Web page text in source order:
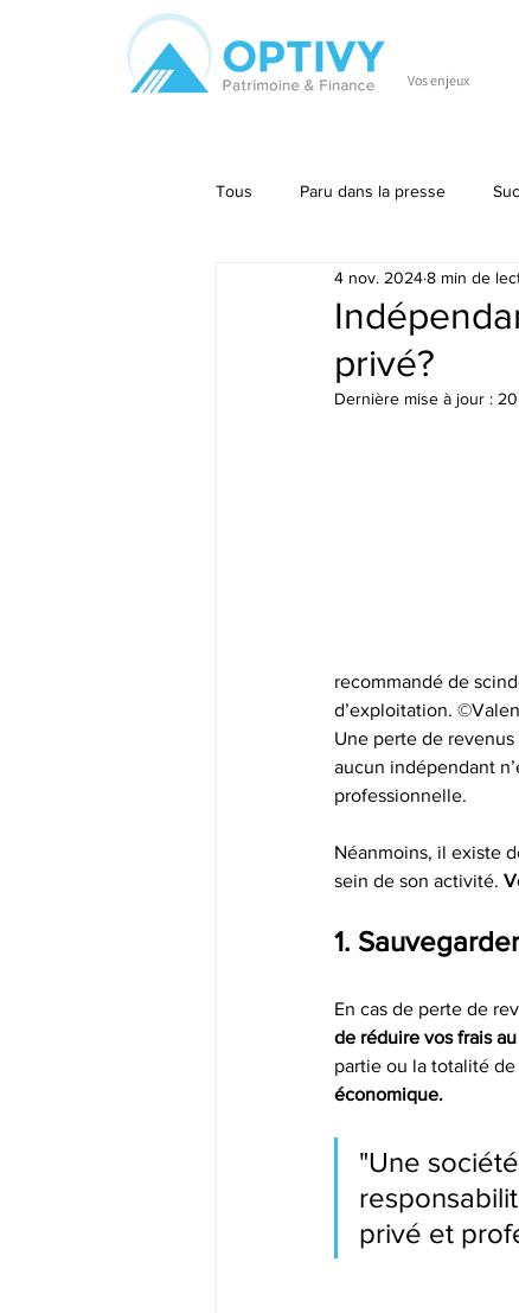
Vos enjeux
Tous Paru dans la presse
Entreprise Divers
privé?
4 nov. 20248 min de
Dernière mise à jour :
recommandé de
d’exploitation.
Une perte de
aucun indépendant
professionnelle.
Néanmoins, il existe
sein de son activité.
1.
En cas de perte de
de réduire vos frais
partie ou la totalité
économique.
"Une
privé et